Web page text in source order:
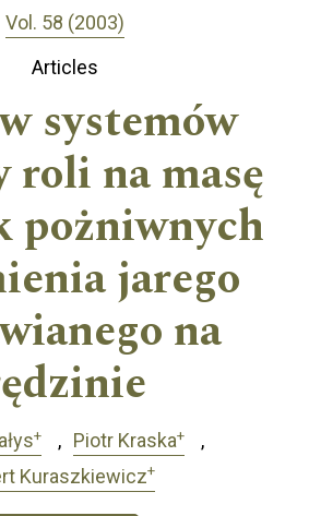
Vol. 58 (2003)
Articles
systemów
roli na masę
pożniwnych
jarego
na
+ Piotr Kraska+
Kuraszkiewicz+